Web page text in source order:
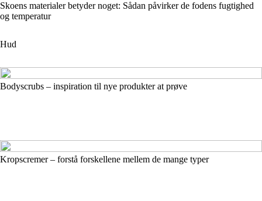
Skoens materialer betyder noget: Sådan påvirker de fodens fugtighed
og temperatur
Hud
Bodyscrubs – inspiration til nye produkter at prøve
Kropscremer – forstå forskellene mellem de mange typer